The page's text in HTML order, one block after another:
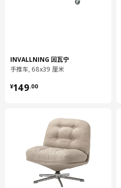
柜门
刨花板
INVALLNING 因瓦宁
手推车, 68x39 厘米
¥149.00
¥ 149.00